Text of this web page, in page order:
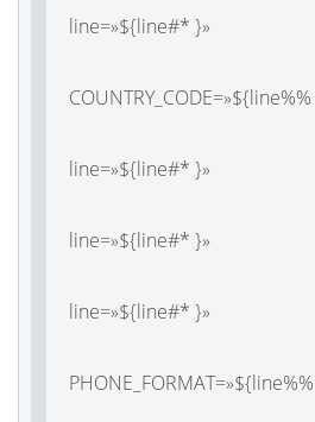
line=»${line#* }»
line=»${line#* }»
line=»${line#* }»
line=»${line#* }»